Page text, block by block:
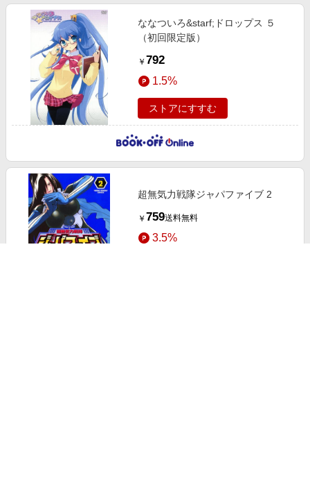
ななついろ&starf;ドロップス ５
（初回限定版）
￥ 792
1.5%
ストアにすすむ
超無気力戦隊ジャパファイブ 2
￥ 759送料無料
3.5%